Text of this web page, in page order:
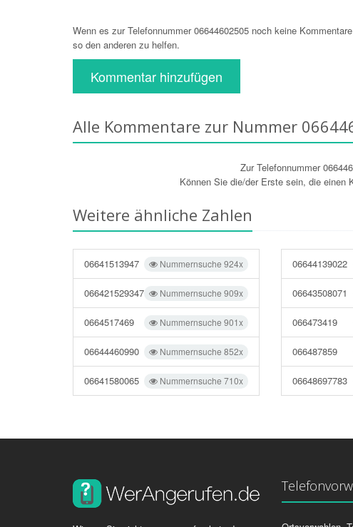
Wenn es zur Telefonnummer 06644602505 noch keine
so den anderen zu helfen.
Kommentar hinzufügen
Alle Kommentare zur Nummer
Zur Telefonnummer
Können Sie die/der Erste sein, die einen
Weitere ähnliche Zahlen
Nummernsuche 924x
06641513947
Nummernsuche 909x
066421529347
Nummernsuche 901x
0664517469
Nummernsuche 852x
06644460990
Nummernsuche 710x
06641580065
06644139022
06643508071
066473419
066487859
06648697783